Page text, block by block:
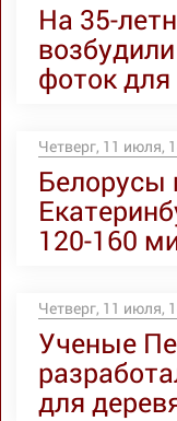
На 35-
фоток
Четверг, 11 июля,
Белорусы
120-160
Четверг, 11 июля,
Ученые
для